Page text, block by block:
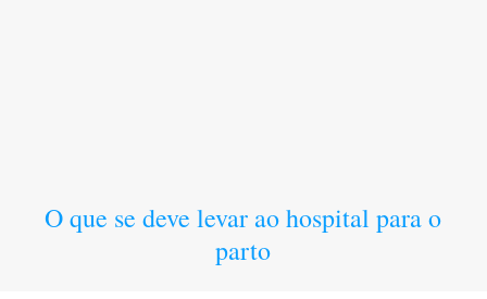
O que se deve levar ao hospital para o
parto